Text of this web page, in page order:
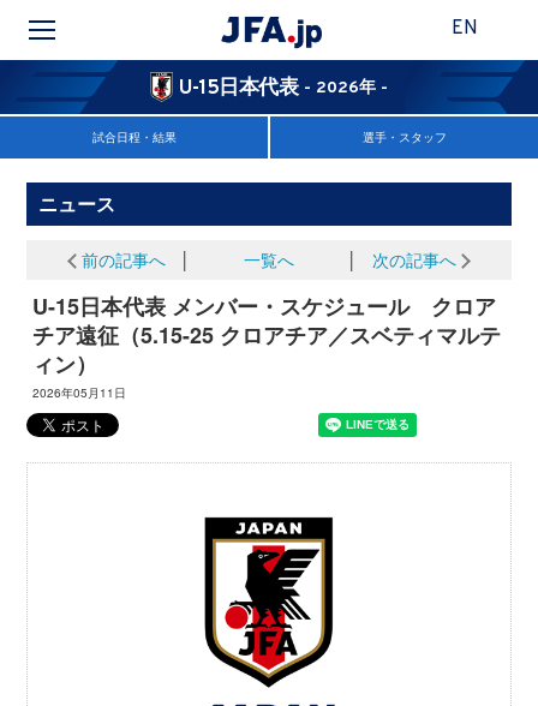
EN
U-15日本代表 - 2026年 -
試合日程・結果 選手・スタッフ
ニュース
前の記事へ 一覧へ 次の記事へ
U-15日本代表 メンバー・スケジュール クロア
チア遠征（5.15-25 クロアチア／スベティマルテ
ィン）
2026年05月11日